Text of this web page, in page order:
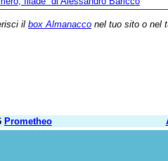
il box Almanacco nel tuo sito o nel
Prometheo